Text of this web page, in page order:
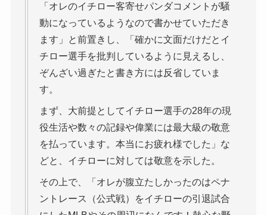
「オレのイチロー客寄せパンダコメントが騒
動になっているようなので書かせていただき
ます」と前置きし、「確かに文面だけだとイ
チロー選手を批判しているように見えるし、
ぞんざい過ぎたと書き方には反省していま
す。
まず、大前提としてイチロー選手の28年の現
役生活や数々の記録や偉業には最大級の敬意
を払っています。本当にお疲れ様でした」な
どと、イチローに対しては敬意を示した。
その上で、「オレが腹立たしかったのはペナ
ントレース（公式戦）をイチローの引退試合